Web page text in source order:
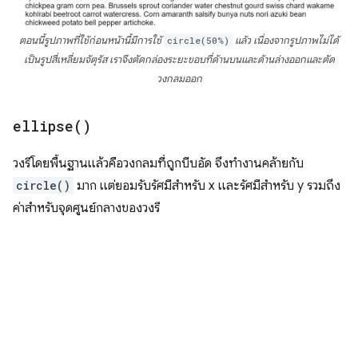
ตอนนี้รูปภาพที่ใช้ก่อนหน้านี้มีการใช้ circle(50%)
แล้ว เนื่องจากรูปภาพไม่ได้
เป็นรูปสี่เหลี่ยมจัตุรัส เราจึงตัดกล่องระยะขอบที่ด้านบนและด้านล่างออกและตัด
วงกลมออก
ellipse( )
วงรีโดยพื้นฐานแล้วคือวงกลมที่ถูกบีบอัด จึงทํางานคล้ายกับ
circle() มาก แต่ยอมรับรัศมีสําหรับ x และรัศมีสําหรับ y รวมถึง
ค่าสําหรับจุดศูนย์กลางของวงรี